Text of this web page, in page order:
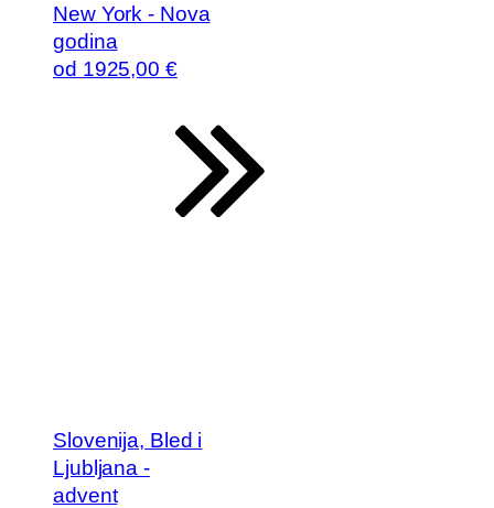
New York - Nova
godina
od 1925,00 €
Slovenija, Bled i
Ljubljana -
advent